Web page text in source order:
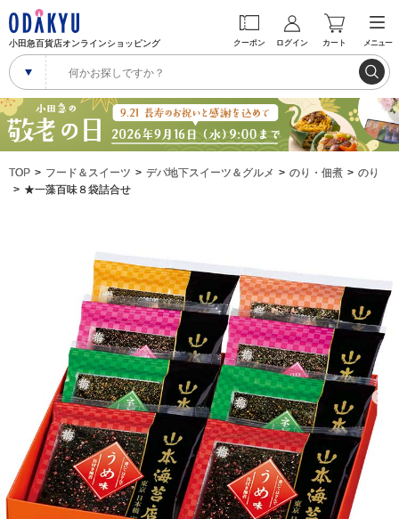
小田急百貨店オンラインショッピング クーポン ログイン カート メニュー
TOP フード＆スイーツ デパ地下スイーツ＆グルメ のり・佃煮
のり
★一藻百味８袋詰合せ